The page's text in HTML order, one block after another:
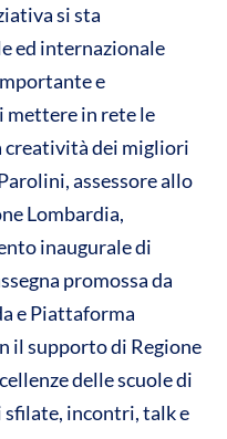
si sta
ed internazionale
e
mettere in rete le
creatività dei migliori
assessore allo
Lombardia,
inaugurale di
promossa da
e Piattaforma
il supporto di Regione
delle scuole di
sfilate, incontri, talk e